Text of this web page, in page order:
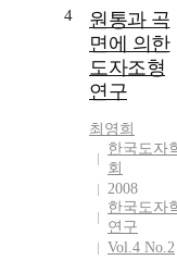
Cognition
Questionnaire
(ACQ),
Sensitivity
Index (ASI),
Panic Belief
Questionnaire
(PBQ). These
patients were
assessed at 3
months, 6
months, 12
4
원통과 곡
면에 의한
도자조형
연구
최영희
한국도자
회
2008
한국도자
연구
Vol.4 No.2